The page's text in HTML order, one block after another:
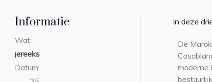
Informatie
Wat:
collegereeks
Datum:
In deze
De
moderne